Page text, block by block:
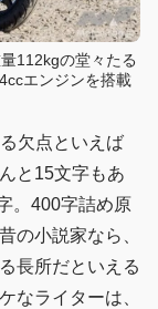
112kgの堂々たる
エンジンを搭載
欠点といえば
と15文字もあ
。400字詰め原
の小説家なら、
長所だといえる
なライターは、